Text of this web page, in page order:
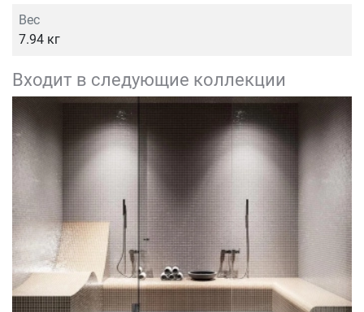
Вес
7.94 кг
Входит в следующие коллекции